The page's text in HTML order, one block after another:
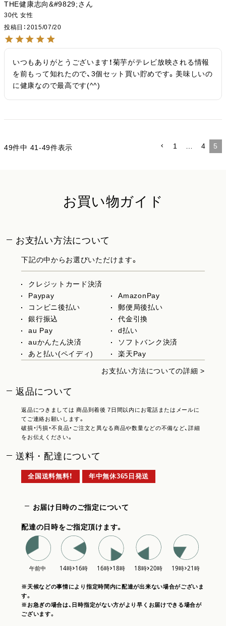
THE健康志向&#9829;
30代 女性
投稿日
2015/07/20
いつもありがとうございます！菊芋がテレビ放映される情報
を前もって知れたので、3個セット買い貯めです。美味しいの
に健康なので最高です(^^)
49件中 41 -49件表示 1 4 5
お買い物ガイド
お支払い方法について
下記の中からお選びいただけます。
クレジットカード決済
Paypay
AmazonPay
コンビニ後払い
郵便局後払い
銀行振込
代金引換
au Pay
d払い
auかんたん決済
ソフトバンク決済
あと払い(ペイディ)
楽天Pay
お支払い方法についての詳細 >
返品について
返品につきましては 商品到着後 7日間以内にお電話またはメールに
てご連絡お願いします。
破損・汚損・不良品・ご注文と異なる商品や数量などの不備など、詳細
をお伝えください。
送料・配達について
全国送料無料！ 年中無休365日発送
お届け日時のご指定について
配達の日時をご指定頂けます。
※天候などの事情により指定時間内に配達が出来ない場合がございま
す。
※お急ぎの場合は、日時指定がない方がより早くお届けできる場合が
ございます。